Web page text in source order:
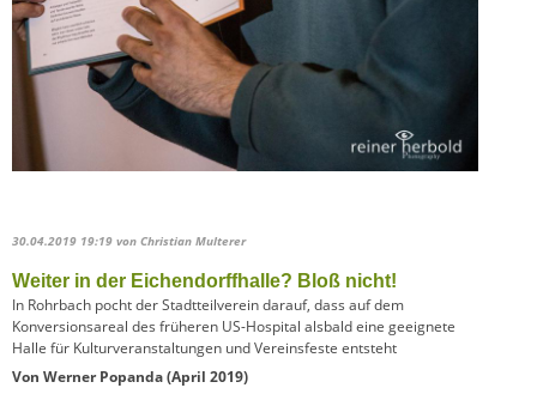
30.04.2019 19:19 von Christian Multerer
Weiter in der Eichendorffhalle? Bloß nicht!
In Rohrbach pocht der Stadtteilverein darauf, dass auf dem
Konversionsareal des früheren US-Hospital alsbald eine geeignete
Halle für Kulturveranstaltungen und Vereinsfeste entsteht
Von Werner Popanda (April 2019)